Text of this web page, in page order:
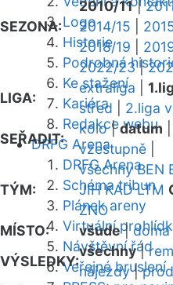
Logo
Historie
Podrobná
Ke stažení
Kariéra
Redakce webu
DRFG Arena
DRFG Arena
Schéma tribun
Plánek areny
Virtuální
Návštěvní řád
Veřejné bruslení
SEZONA:
2010/11|
2014/15
2018/19
2022/23|
LIGA:
extraliga
střed
2.liga
SEŘADIT:
kolo|datum
vzestupně
TÝM:
všechny BEN
JIH KAD LTM
ZNO
MÍSTO:
všude|doma
VÝSLEDKY:
všechny|
nájezdy|